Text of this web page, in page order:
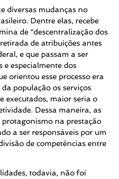
diversas mudanças no
Dentre elas, recebe
de “descentralização dos
de atribuições antes
e que passam a ser
e especialmente dos
orientou esse processo era
população os serviços
executados, maior seria o
Dessa maneira, as
na prestação
a ser responsáveis por um
de competências entre
todavia, não foi